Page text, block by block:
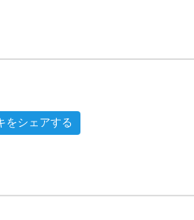
をシェアする